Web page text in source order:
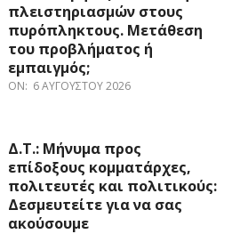
πλειστηριασμών στους
πυρόπληκτους. Μετάθεση
του προβλήματος ή
εμπαιγμός;
ON: 6 ΑΥΓΟΎΣΤΟΥ 2026
Δ.Τ.: Μήνυμα προς
επίδοξους κομματάρχες,
πολιτευτές και πολιτικούς:
Δεσμευτείτε για να σας
ακούσουμε